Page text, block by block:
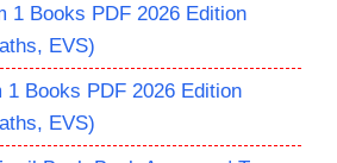
1 Books PDF 2026 Edition
EVS)
1 Books PDF 2026 Edition
EVS)